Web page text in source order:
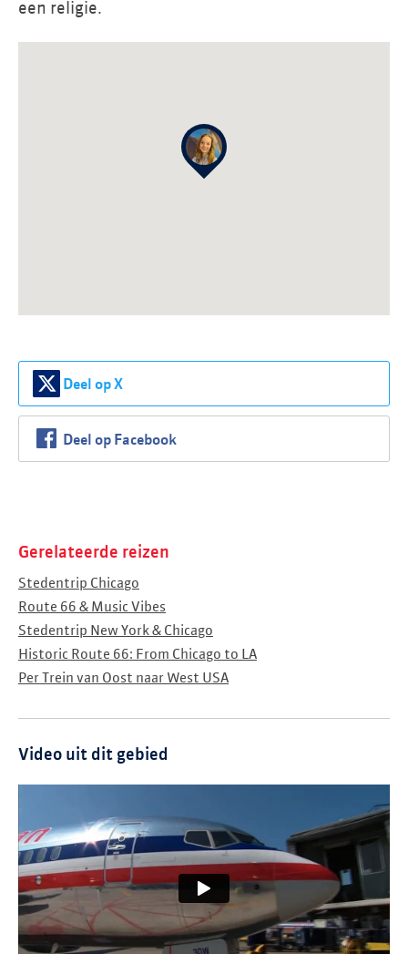
een religie.
Deel op X
Deel op Facebook
Gerelateerde reizen
Stedentrip Chicago
Route 66 & Music Vibes
Stedentrip New York & Chicago
Historic Route 66: From Chicago to LA
Per Trein van Oost naar West USA
Video uit dit gebied